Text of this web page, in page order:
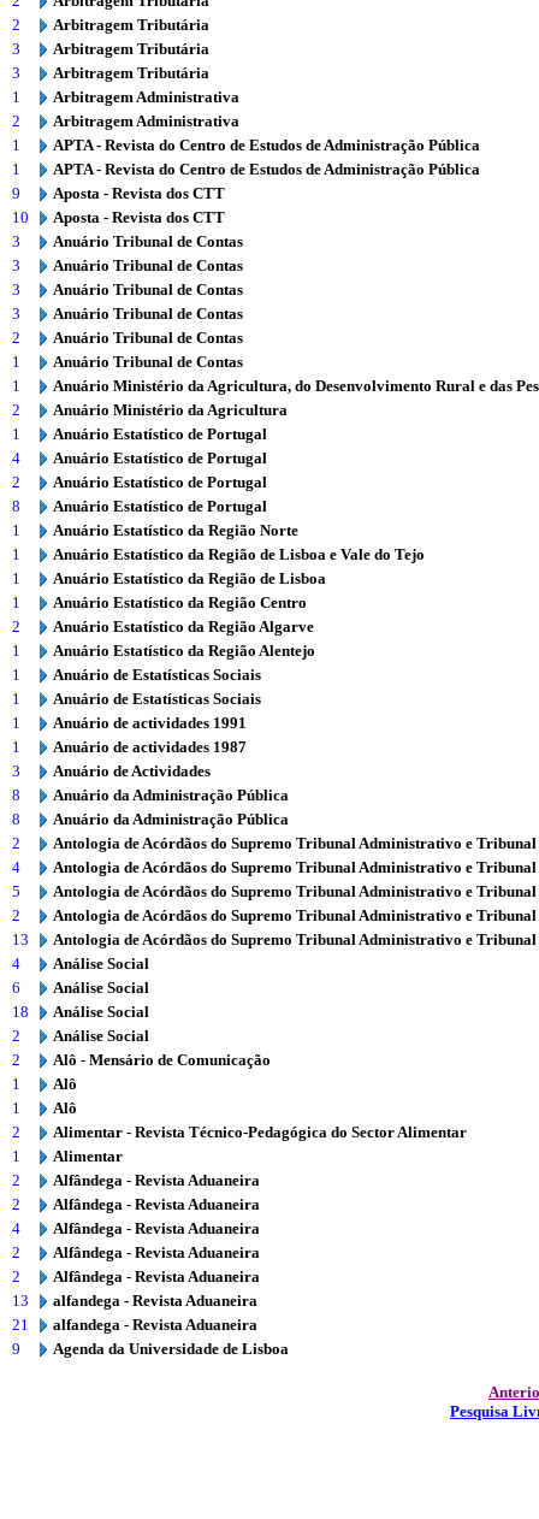
2
Arbitragem Tributária
3
Arbitragem Tributária
3
Arbitragem Tributária
1
Arbitragem Administrativa
2
Arbitragem Administrativa
1
APTA - Revista do Centro de Estudos de Administração Pública
1
APTA - Revista do Centro de Estudos de Administração Pública
9
Aposta - Revista dos CTT
10
Aposta - Revista dos CTT
3
Anuário Tribunal de Contas
3
Anuário Tribunal de Contas
3
Anuário Tribunal de Contas
3
Anuário Tribunal de Contas
2
Anuário Tribunal de Contas
1
Anuário Tribunal de Contas
1
Anuário Ministério da Agricultura, do Desenvolvimento Rural e das
2
Anuário Ministério da Agricultura
1
Anuário Estatístico de Portugal
4
Anuário Estatístico de Portugal
2
Anuário Estatístico de Portugal
8
Anuário Estatístico de Portugal
1
Anuário Estatístico da Região Norte
1
Anuário Estatístico da Região de Lisboa e Vale do Tejo
1
Anuário Estatístico da Região de Lisboa
1
Anuário Estatístico da Região Centro
2
Anuário Estatístico da Região Algarve
1
Anuário Estatístico da Região Alentejo
1
Anuário de Estatísticas Sociais
1
Anuário de Estatísticas Sociais
1
Anuário de actividades 1991
1
Anuário de actividades 1987
3
Anuário de Actividades
8
Anuário da Administração Pública
8
Anuário da Administração Pública
2
Antologia de Acórdãos do Supremo Tribunal Administrativo e
4
Antologia de Acórdãos do Supremo Tribunal Administrativo e
5
Antologia de Acórdãos do Supremo Tribunal Administrativo e
2
Antologia de Acórdãos do Supremo Tribunal Administrativo e
13
Antologia de Acórdãos do Supremo Tribunal Administrativo e
4
Análise Social
6
Análise Social
18
Análise Social
2
Análise Social
2
Alô - Mensário de Comunicação
1
Alô
1
Alô
2
Alimentar - Revista Técnico-Pedagógica do Sector Alimentar
1
Alimentar
2
Alfândega - Revista Aduaneira
2
Alfândega - Revista Aduaneira
4
Alfândega - Revista Aduaneira
2
Alfândega - Revista Aduaneira
2
Alfândega - Revista Aduaneira
13
alfandega - Revista Aduaneira
21
alfandega - Revista Aduaneira
9
Agenda da Universidade de Lisboa
Pesquisa